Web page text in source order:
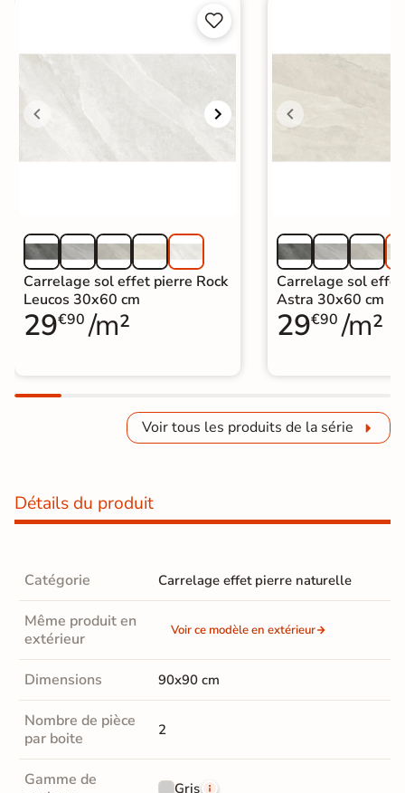


Carrelage sol effet pierre Rock
Leucos 30x60 cm
29€90 /m²
Carrelage sol
Astra 30x60 cm
29€90 /m²
Voir tous les produits de la série
Détails du produit
Catégorie Carrelage effet pierre naturelle
Même produit en
extérieur
Voir ce modèle en extérieur
Dimensions 90x90 cm
Nombre de pièce
par boite
2
Gamme de
Gris